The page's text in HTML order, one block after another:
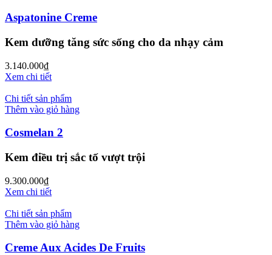
Aspatonine Creme
Kem dưỡng tăng sức sống cho da nhạy cảm
3.140.000₫
Xem chi tiết
Chi tiết sản phẩm
Thêm vào giỏ hàng
Cosmelan 2
Kem điều trị sắc tố vượt trội
9.300.000₫
Xem chi tiết
Chi tiết sản phẩm
Thêm vào giỏ hàng
Creme Aux Acides De Fruits